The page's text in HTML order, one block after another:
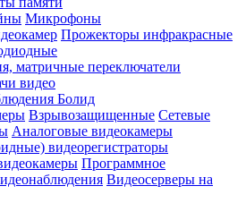
Микрофоны
Прожекторы инфракрасные
матричные переключатели
видео
Болид
Взрывозащищенные Сетевые
Аналоговые видеокамеры
видеорегистраторы
Программное
Видеосерверы на